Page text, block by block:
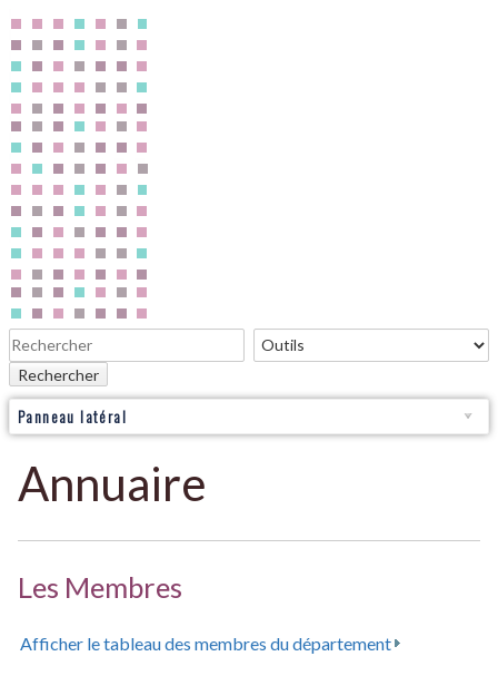
Rechercher
Panneau latéral
Annuaire
Les Membres
Afficher le tableau des membres du département